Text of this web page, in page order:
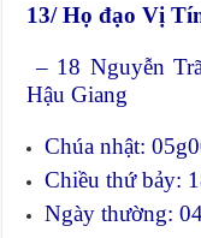
13/ Họ đạo Vị
– 18 Nguyễn
Hậu Giang
Chúa nhật:
Chiều thứ bảy:
Ngày thường: